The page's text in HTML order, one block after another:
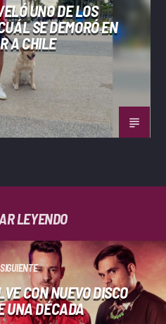
UNO DE LOS
SE DEMORÓ EN
A CHILE
LEYENDO
CON NUEVO DISCO
UNA DÉCADA